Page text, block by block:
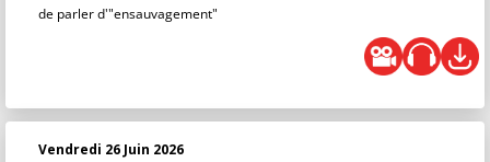
de parler d'"ensauvagement"
Vendredi 26 Juin 2026